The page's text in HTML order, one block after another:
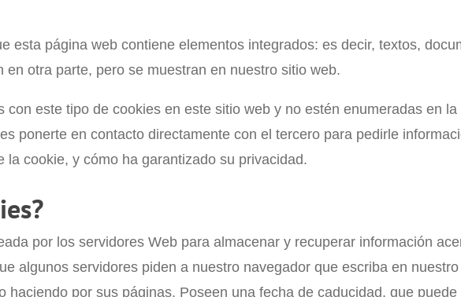
esta página web contiene elementos integrados: es decir, textos,
otra parte, pero se muestran en nuestro sitio web.
este tipo de cookies en este sitio web y no estén enumeradas en
ponerte en contacto directamente con el tercero para pedirle
cookie, y cómo ha garantizado su privacidad.
por los servidores Web para almacenar y recuperar información
algunos servidores piden a nuestro navegador que escriba en
haciendo por sus páginas. Poseen una fecha de caducidad, que